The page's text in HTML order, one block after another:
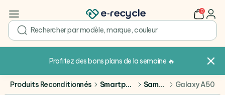
search
0 user
Profitez des bons plans de la semaine 🔥
Produits Reconditionnés Smartphones Samsung Galaxy A50